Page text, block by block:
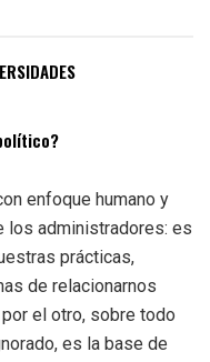
enfoque humano y
los administradores: es
prácticas,
de relacionarnos
el otro, sobre todo
es la base de